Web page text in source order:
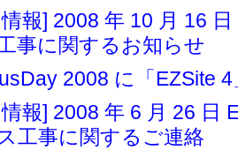
報] 2008 年 10 月 16
事に関するお知らせ
2008 に「EZSite
報] 2008 年 6 月 26 日
工事に関するご連絡